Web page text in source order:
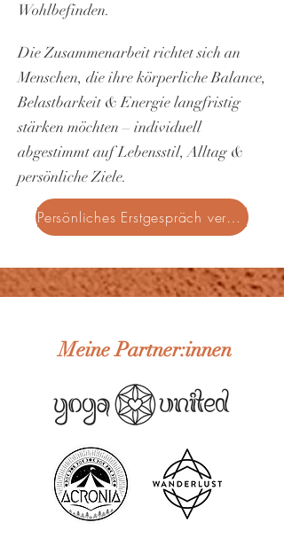
Wohlbefinden.
Die Zusammenarbeit richtet sich an
Menschen, die ihre körperliche Balance,
Belastbarkeit & Energie langfristig
stärken möchten – individuell
abgestimmt auf Lebensstil, Alltag &
persönliche Ziele.
Persönliches Erstgespräch vereinbaren
Meine Partner:innen